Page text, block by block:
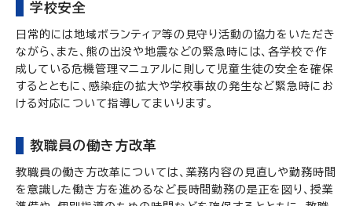
学校安全
日常的には地域ボランティア等の見守り活動の協力をいただき
ながら、また、熊の出没や地震などの緊急時には、各学校で作
成している危機管理マニュアルに則して児童生徒の安全を確保
するとともに、感染症の拡大や学校事故の発生など緊急時にお
ける対応について指導してまいります。
教職員の働き方改革
教職員の働き方改革については、業務内容の見直しや勤務時間
を意識した働き方を進めるなど長時間勤務の是正を図り、授業